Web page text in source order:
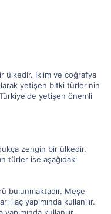
ülkedir. İklim ve coğrafya
yetişen bitki türlerinin
yetişen önemli
zengin bir ülkedir.
türler ise aşağıdaki
bulunmaktadır. Meşe
ilaç yapımında kullanılır.